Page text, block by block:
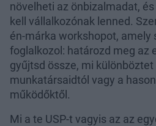
növelheti az önbizalmadat,
kell vállalkozónak lenned.
én-márka workshopot, amely
foglalkozol: határozd meg az
gyűjtsd össze, mi
munkatársaidtól vagy a
működőktől.
Mi a te USP-t vagyis az az